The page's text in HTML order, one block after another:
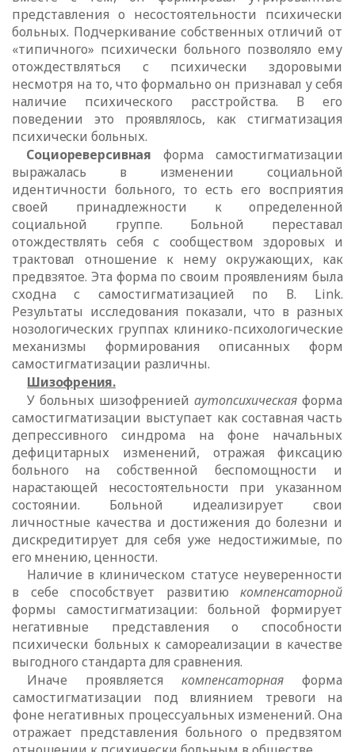
представления о несостоятельности психически
больных. Подчеркивание собственных отличий от
«типичного» психически больного позволяло ему
отождествляться с психически здоровыми
несмотря на то, что формально он признавал у себя
наличие психического расстройства. Вего
поведении это проявлялось, как стигматизация
психически больных.
Социореверсивнаяформа самостигматизации
выражалась в изменении социальной
идентичности больного, то есть его восприятия
своей принадлежности к определенной
социальной группе. Больной переставал
отождествлять себя с сообществом здоровых и
трактовал отношение к нему окружающих, как
предвзятое. Эта форма по своим проявлениям была
сходна с самостигматизацией по В. Link.
Результаты исследования показали, что в разных
нозологических группах клинико-психологические
механизмы формирования описанных форм
самостигматизации различны.
Шизофрения.
У больных шизофренией аутопсихическая форма
самостигматизации выступает как составная часть
депрессивного синдрома на фоне начальных
дефицитарных изменений, отражая фиксацию
больного на собственной беспомощности и
нарастающей несостоятельности при указанном
состоянии. Больной идеализирует свои
личностные качества и достижения до болезни и
дискредитирует для себя уже недостижимые, по
его мнению, ценности.
Наличие в клиническом статусе неуверенности
в себе способствует развитию компенсаторной
формы самостигматизации: больной формирует
негативные представления о способности
психически больных к самореализации в качестве
выгодного стандарта для сравнения.
Иначе проявляетсякомпенсаторнаяформа
самостигматизации под влиянием тревоги на
фоне негативных процессуальных изменений. Она
отражает представления больного о предвзятом